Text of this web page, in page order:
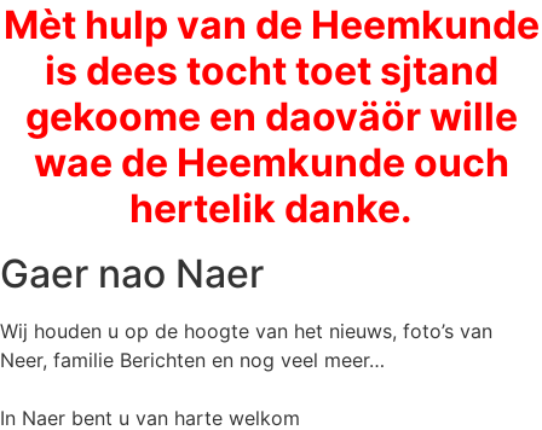
Mèt hulp van de Heemkunde
is dees tocht toet sjtand
gekoome en daoväör wille
wae de Heemkunde ouch
hertelik danke.
Gaer nao Naer
Wij houden u op de hoogte van het nieuws, foto’s van
Neer, familie Berichten en nog veel meer…
In Naer bent u van harte welkom